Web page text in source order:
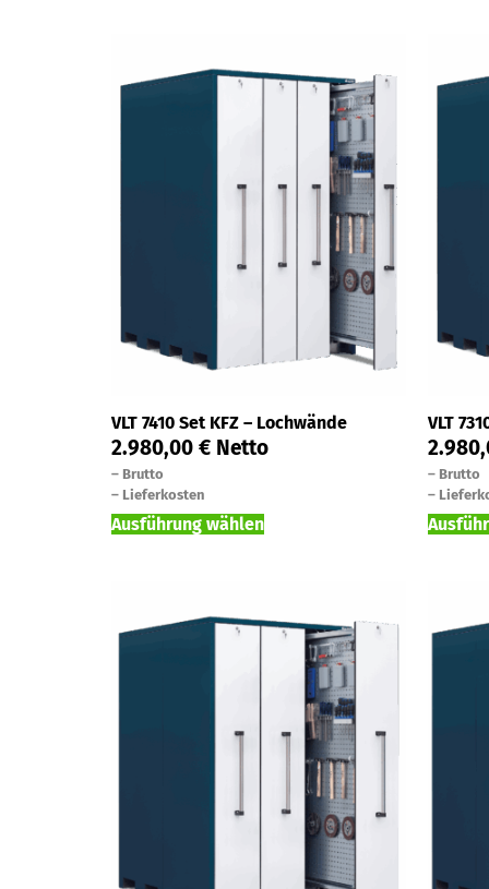
VLT 7410 Set KFZ – Lochwände
2.980,00 € Netto
– Brutto
– Lieferkosten
Ausführung wählen
VLT
– Brutto
–